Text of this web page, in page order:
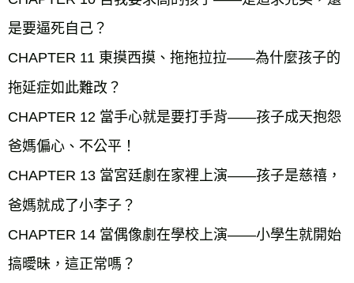
是要逼死自己？
CHAPTER 11 東摸西摸、拖拖拉拉——為什麼孩子的
拖延症如此難改？
CHAPTER 12 當手心就是要打手背——孩子成天抱怨
爸媽偏心、不公平！
CHAPTER 13 當宮廷劇在家裡上演——孩子是慈禧，
爸媽就成了小李子？
CHAPTER 14 當偶像劇在學校上演——小學生就開始
搞曖昧，這正常嗎？